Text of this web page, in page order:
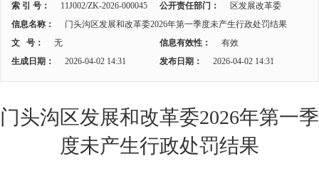
索 引 号： 11J002/ZK-2026-000045 公开责任部门：
区发展改革委
信息名称：
门头沟区发展和改革委2026年第一季度未产生行政处罚结果
文 号：
无 信息有效性：
有效
生成日期：
2026-04-02 14:31 发布日期： 2026-04-02 14:31
门头沟区发展和改革委2026年第一季
度未产生行政处罚结果